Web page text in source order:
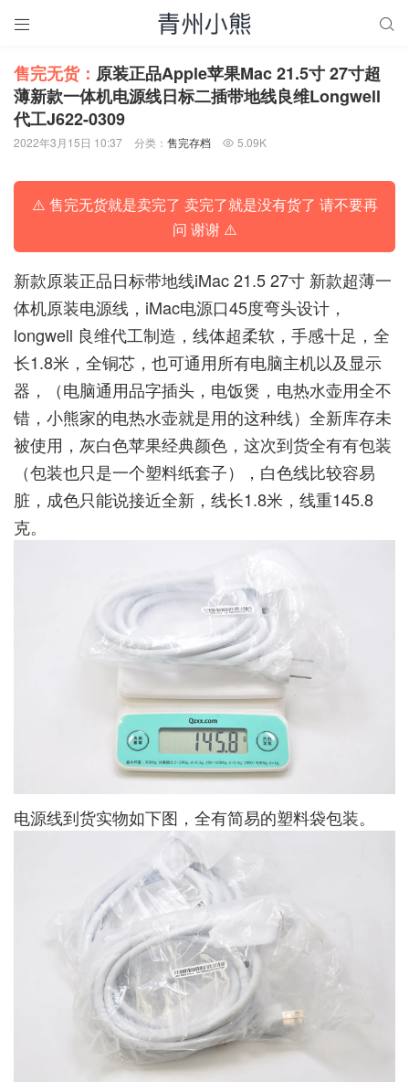
 
售完无货： 原装正品Apple苹果Mac 21.5寸 27寸超
薄新款一体机电源线日标二插带地线良维Longwell
代工J622-0309
2022年3月15日 10:37 分类： 售完存档  5.09K
⚠️ 售完无货就是卖完了 卖完了就是没有货了 请不要再
问 谢谢 ⚠️
新款原装正品日标带地线iMac 21.5 27寸 新款超薄一
体机原装电源线，iMac电源口45度弯头设计，
longwell 良维代工制造，线体超柔软，手感十足，全
长1.8米，全铜芯，也可通用所有电脑主机以及显示
器，（电脑通用品字插头，电饭煲，电热水壶用全不
错，小熊家的电热水壶就是用的这种线）全新库存未
被使用，灰白色苹果经典颜色，这次到货全有有包装
（包装也只是一个塑料纸套子），白色线比较容易
脏，成色只能说接近全新，线长1.8米，线重145.8
克。
电源线到货实物如下图，全有简易的塑料袋包装。